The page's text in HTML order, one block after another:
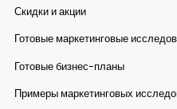
Скидки и акции
Готовые маркетинговые
Готовые бизнес-планы
Примеры маркетинговых